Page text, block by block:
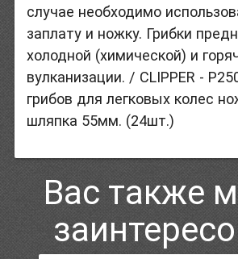
случае необходимо
заплату и ножку. Грибки
холодной (химической) и
вулканизации. / CLIPPER -
грибов для легковых колес
шляпка 55мм. (24шт.)
Вас также